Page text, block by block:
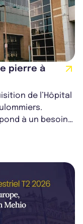
pierre à
de l’Hôpital
à un besoin